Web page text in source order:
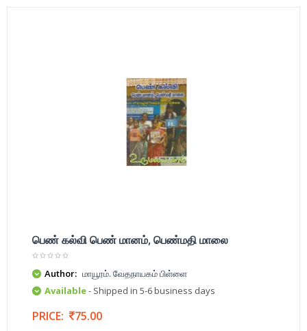
பெண் கல்வி பெண் மானம், பெண்மதி மாலை
Author: மாயூரம். வேதநாயகம் பிள்ளை
Available- Shipped in 5-6 business days
PRICE: 75.00